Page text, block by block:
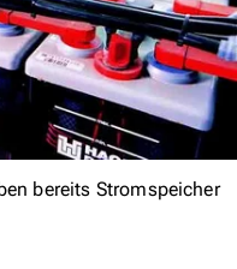
bereits Stromspeicher